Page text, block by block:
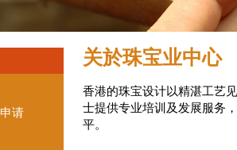
请
关於珠宝业中心
香港的珠宝设计以精湛工艺
士提供专业培训及发展服务
平。